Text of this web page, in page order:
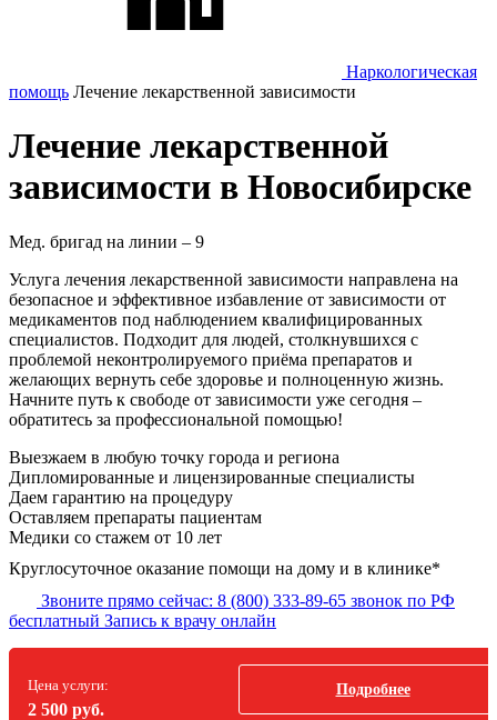
Наркологическая
помощь Лечение лекарственной зависимости
Лечение лекарственной
зависимости в Новосибирске
Мед. бригад на линии – 9
Услуга лечения лекарственной зависимости направлена на
безопасное и эффективное избавление от зависимости от
медикаментов под наблюдением квалифицированных
специалистов. Подходит для людей, столкнувшихся с
проблемой неконтролируемого приёма препаратов и
желающих вернуть себе здоровье и полноценную жизнь.
Начните путь к свободе от зависимости уже сегодня –
обратитесь за профессиональной помощью!
Выезжаем в любую точку города и региона
Дипломированные и лицензированные специалисты
Даем гарантию на процедуру
Оставляем препараты пациентам
Медики со стажем от 10 лет
Круглосуточное оказание помощи на дому и в клинике*
Звоните прямо сейчас: 8 (800) 333-89-65 звонок по РФ
бесплатный Запись к врачу онлайн
Цена услуги:
2 500 руб.
Подробнее